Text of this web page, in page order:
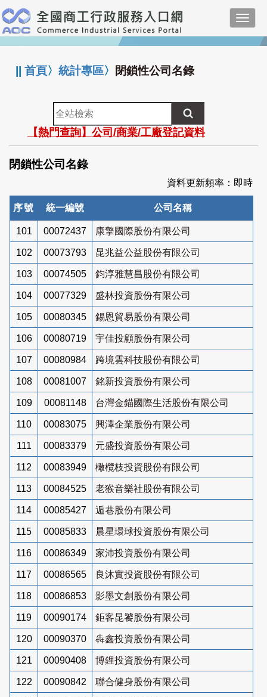
跳
到
主
要
:::
||首頁〉統計專區〉 閉鎖性公司名錄
全
站
檢
索
【熱門查詢】公司/商業/工廠登記資料
閉鎖性公司名錄
資料更新頻率：即時
序號 統一編號 公司名稱
101 00072437 康擎國際股份有限公司
102 00073793 昆兆益公益股份有限公司
103 00074505 鈞淳雅慧昌股份有限公司
104 00077329 盛林投資股份有限公司
105 00080345 錫恩貿易股份有限公司
106 00080719 宇佳投顧股份有限公司
107 00080984 跨境雲科技股份有限公司
108 00081007 銘新投資股份有限公司
109 00081148 台灣金錨國際生活股份有限公司
110 00083075 興澤企業股份有限公司
111 00083379 元盛投資股份有限公司
112 00083949 橄欖枝投資股份有限公司
113 00084525 老猴音樂社股份有限公司
114 00085427 逅巷股份有限公司
115 00085833 晨星環球投資股份有限公司
116 00086349 家沛投資股份有限公司
117 00086565 良沐實投資股份有限公司
118 00086853 影墨文創股份有限公司
119 00090174 鉅客昆饕股份有限公司
120 00090370 犇鑫投資股份有限公司
121 00090408 博鋰投資股份有限公司
122 00090842 聯合健身股份有限公司